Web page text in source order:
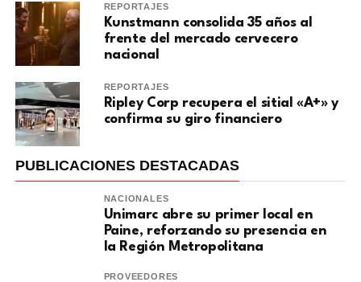
REPORTAJES
Kunstmann consolida 35 años al
frente del mercado cervecero
nacional
REPORTAJES
Ripley Corp recupera el sitial «A+» y
confirma su giro financiero
PUBLICACIONES DESTACADAS
NACIONALES
Unimarc abre su primer local en
Paine, reforzando su presencia en
la Región Metropolitana
PROVEEDORES